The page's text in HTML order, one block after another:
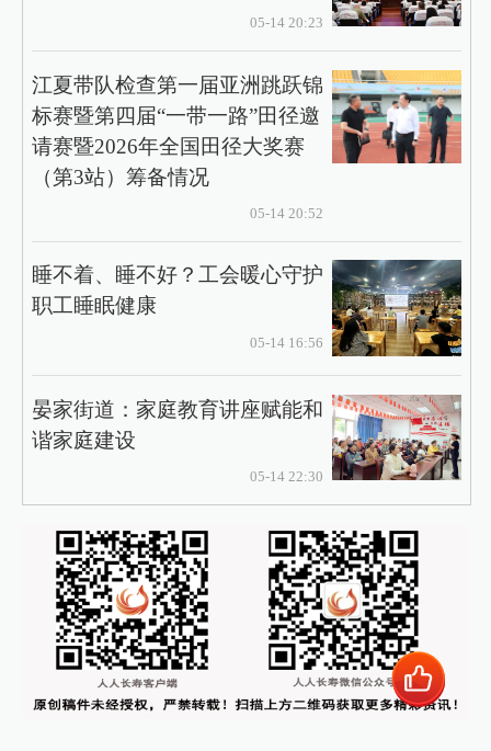
05-14 20:23
江夏带队检查第一届亚洲跳跃锦
标赛暨第四届“一带一路”田径邀
请赛暨2026年全国田径大奖赛
（第3站）筹备情况
05-14 20:52
​睡不着、睡不好？工会暖心守护
职工睡眠健康
05-14 16:56
晏家街道：家庭教育讲座赋能和
谐家庭建设
05-14 22:30